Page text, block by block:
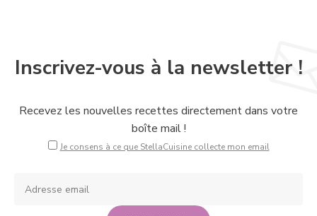
Inscrivez-vous à la newsletter !
Recevez les nouvelles recettes directement dans votre
boîte mail !
Je consens à ce que StellaCuisine collecte mon email